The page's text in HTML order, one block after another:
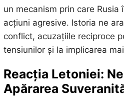
un mecanism prin care Rusia
acțiuni agresive. Istoria ne
conflict, acuzațiile reciproce
tensiunilor și la implicarea
Reacția Letoniei:
Apărarea